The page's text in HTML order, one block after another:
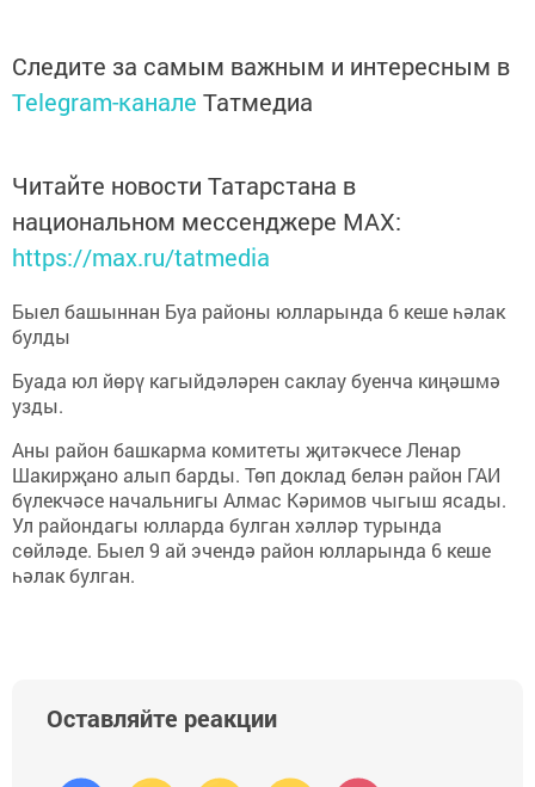
Следите за самым важным и интересным в
Telegram-канале Татмедиа
Читайте новости Татарстана в
национальном мессенджере MАХ:
https://max.ru/tatmedia
Быел башыннан Буа районы юлларында 6 кеше һәлак
булды
Буада юл йөрү кагыйдәләрен саклау буенча киңәшмә
узды.
Аны район башкарма комитеты җитәкчесе Ленар
Шакирҗано алып барды. Төп доклад белән район ГАИ
бүлекчәсе начальнигы Алмас Кәримов чыгыш ясады.
Ул райондагы юлларда булган хәлләр турында
сөйләде. Быел 9 ай эчендә район юлларында 6 кеше
һәлак булган.
Оставляйте реакции